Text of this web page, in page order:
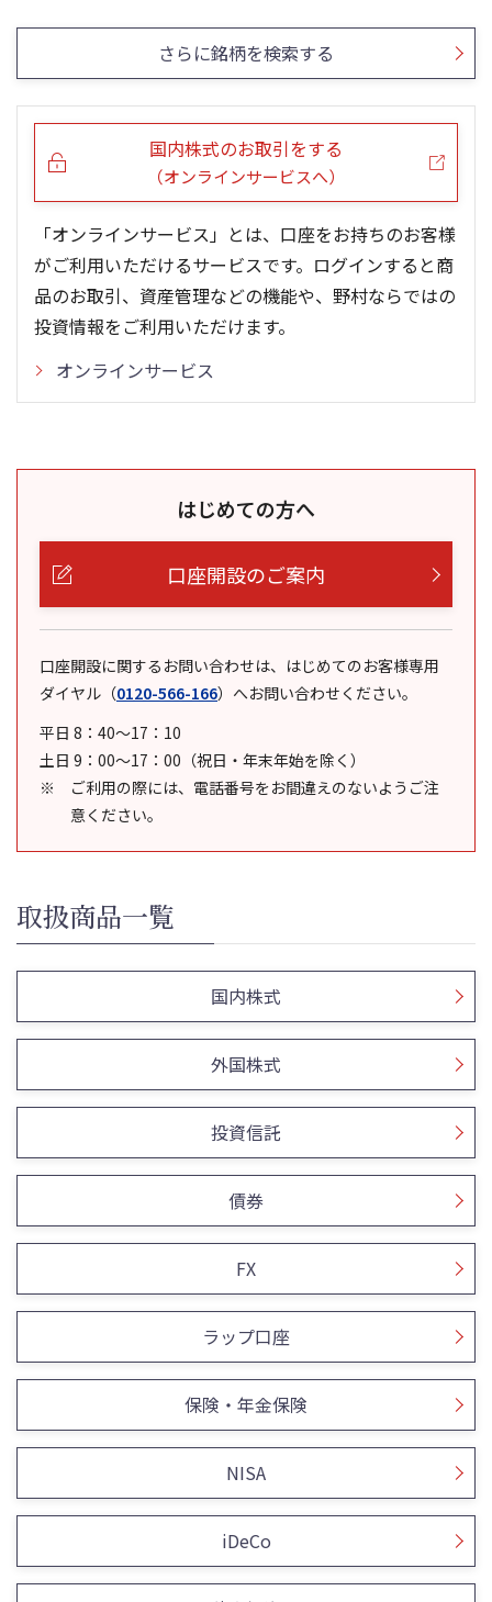
13週移動平均 26週移動平均 出来高(千)
0
5
5ヶ月移動平均 25ヶ月移動平均 出来高(千)
0
100
さらに銘柄を検索する
国内株式のお取引をする
（オンラインサービスへ）
「オンラインサービス」とは、口座をお持ちのお客様
がご利用いただけるサービスです。ログインすると商
品のお取引、資産管理などの機能や、野村ならではの
投資情報をご利用いただけます。
オンラインサービス
はじめての方へ
口座開設のご案内
口座開設に関するお問い合わせは、はじめてのお客様専用
ダイヤル （0120-566-166） へお問い合わせください。
平日 8：40～17：10
土日 9：00～17：00（祝日・年末年始を除く）
ご利用の際には、電話番号をお間違えのないようご注
意ください。
取扱商品一覧
国内株式
外国株式
投資信託
債券
FX
ラップ口座
保険・年金保険
NISA
iDeCo